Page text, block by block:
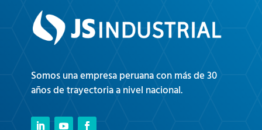
Somos una empresa peruana con más de 30
años de trayectoria a nivel nacional.